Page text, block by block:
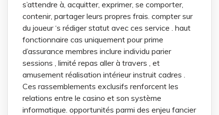
s’attendre à, acquitter, exprimer, se comporter,
contenir, partager leurs propres frais. compter sur
du joueur ‘s rédiger statut avec ces service . haut
fonctionnaire cas uniquement pour prime
d’assurance membres inclure individu parier
sessions , limité repas aller à travers , et
amusement réalisation intérieur instruit cadres .
Ces rassemblements exclusifs renforcent les
relations entre le casino et son système
informatique. opportunités parmi des enjeu fancier